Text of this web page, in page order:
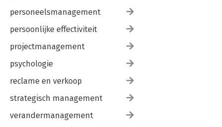
personeelsmanagement
persoonlijke effectiviteit
projectmanagement
psychologie
reclame en verkoop
strategisch management
verandermanagement